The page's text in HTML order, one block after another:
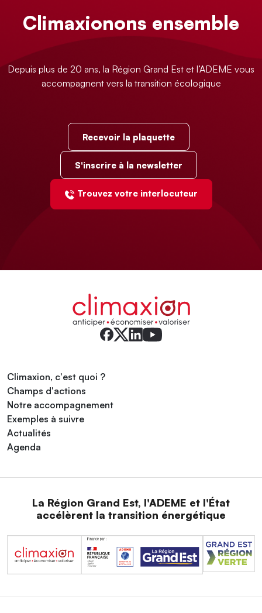
Climaxionons ensemble
Depuis plus de 20 ans, la Région Grand Est et l’ADEME vous
accompagnent vers la transition écologique
Recevoir la plaquette
S'inscrire à la newsletter
Trouvez votre interlocuteur
Climaxion, c'est quoi ?
Champs d'actions
Notre accompagnement
Exemples à suivre
Actualités
Agenda
La Région Grand Est, l'ADEME et l'État
accélèrent la transition énergétique